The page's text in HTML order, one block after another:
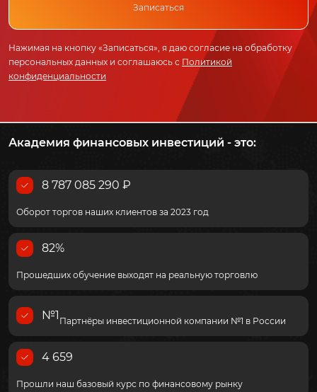
Записаться
Нажимая на кнопку «Записаться», я даю согласие на обработку
персональных данных и соглашаюсь с Политикой
конфиденциальности
Академия финансовых инвестиций - это:
8 787 085 290 ₽
Оборот торгов наших клиентов за 2023 год
82%
Прошедших обучение выходят на реальную торговлю
№1 Партнёры инвестиционной компании №1 в России
4 659
Прошли наш базовый курс по финансовому рынку